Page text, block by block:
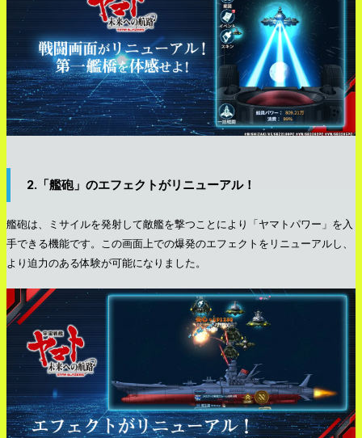
2.「艦砲」のエフェクトがリニューアル！
艦砲は、ミサイルを発射して敵艦を撃つことにより「ヤマトパワー」を入
手できる機能です。この画面上での爆発のエフェクトをリニューアルし、
より迫力のある体験が可能になりました。